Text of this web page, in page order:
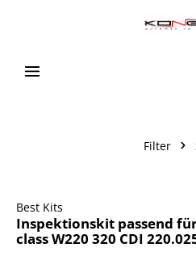
Filter
Best Kits
Inspektionskit passend für
class W220 320 CDI